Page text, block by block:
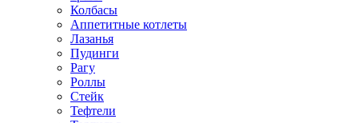
Колбасы
Аппетитные котлеты
Лазанья
Пудинги
Рагу
Роллы
Стейк
Тефтели